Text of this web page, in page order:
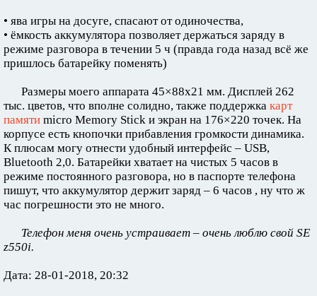
• ява игры на досуге, спасают от одиночества,
• ёмкость аккумулятора позволяет держаться заряду в
режиме разговора в течении 5 ч (правда года назад всё же
пришлось батарейку поменять)
Размеры моего аппарата 45×88x21 мм. Дисплей 262
тыс. цветов, что вполне солидно, также поддержка карт
памяти micro Memory Stick и экран на 176×220 точек. На
корпусе есть кнопочки прибавления громкости динамика.
К плюсам могу отнести удобный интерфейс – USB,
Bluetooth 2,0. Батарейки хватает на чистых 5 часов в
режиме постоянного разговора, но в паспорте телефона
пишут, что аккумулятор держит заряд – 6 часов , ну что ж
час погрешности это не много.
Телефон меня очень устраивает – очень люблю свой SE
z550i.
Дата: 28-01-2018, 20:32